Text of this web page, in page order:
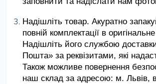
Надішліть товар. Акуратно
повній комплектації в
Надішліть його службою
Пошта» за реквізитами, які
Також можливе повернення
наш склад за адресою: м. Львів,